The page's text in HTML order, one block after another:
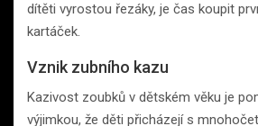
dítěti vyrostou řezáky, je čas koupit
kartáček.
Vznik zubního kazu
Kazivost zoubků v dětském věku je
výjimkou, že děti přicházejí s